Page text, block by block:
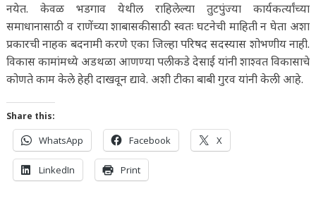
नयेत. केवळ भडगाव येथील राहिलेल्या तुटपुंज्या कार्यकर्त्यांच्या
समाधानासाठी व राणेंच्या शाबासकीसाठी स्वतः घटनेची माहिती न घेता अशा
प्रकारची नाहक बदनामी करणे एका जिल्हा परिषद सदस्यास शोभणीय नाही.
विकास कामांमध्ये अडथळा आणण्या पलीकडे देसाई यांनी शाश्वत विकासाचे
कोणते काम केले हेही दाखवून द्यावे. अशी टीका बाबी गुरव यांनी केली आहे.
Share this:
WhatsApp Facebook X
LinkedIn Print